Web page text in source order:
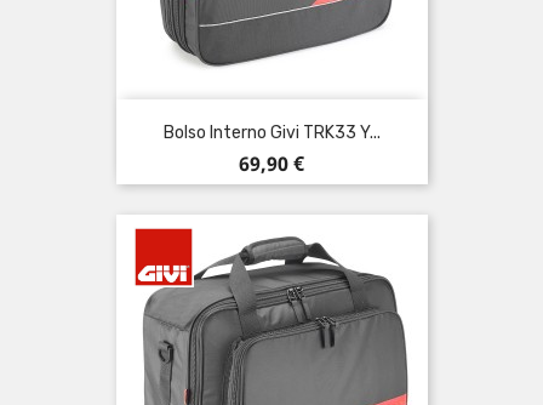
Bolso Interno Givi TRK33 Y...
Precio
69,90 €